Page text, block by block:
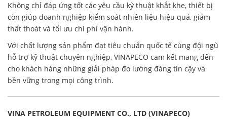
Không chỉ đáp ứng tốt các yêu cầu kỹ thuật khắt khe, thiết bị
còn giúp doanh nghiệp kiểm soát nhiên liệu hiệu quả, giảm
thất thoát và tối ưu chi phí vận hành.
Với chất lượng sản phẩm đạt tiêu chuẩn quốc tế cùng đội ngũ
hỗ trợ kỹ thuật chuyên nghiệp, VINAPECO cam kết mang đến
cho khách hàng những giải pháp đo lường đáng tin cậy và
bền vững trong mọi công trình.
VINA PETROLEUM EQUIPMENT CO., LTD (VINAPECO)